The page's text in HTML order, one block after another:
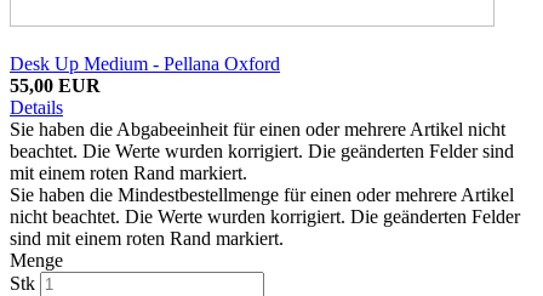
Desk Up Medium - Pellana Oxford
55,00 EUR
Details
Sie haben die Abgabeeinheit für einen oder mehrere Artikel nicht
beachtet. Die Werte wurden korrigiert. Die geänderten Felder sind
mit einem roten Rand markiert.
Sie haben die Mindestbestellmenge für einen oder mehrere Artikel
nicht beachtet. Die Werte wurden korrigiert. Die geänderten Felder
sind mit einem roten Rand markiert.
Menge
Stk